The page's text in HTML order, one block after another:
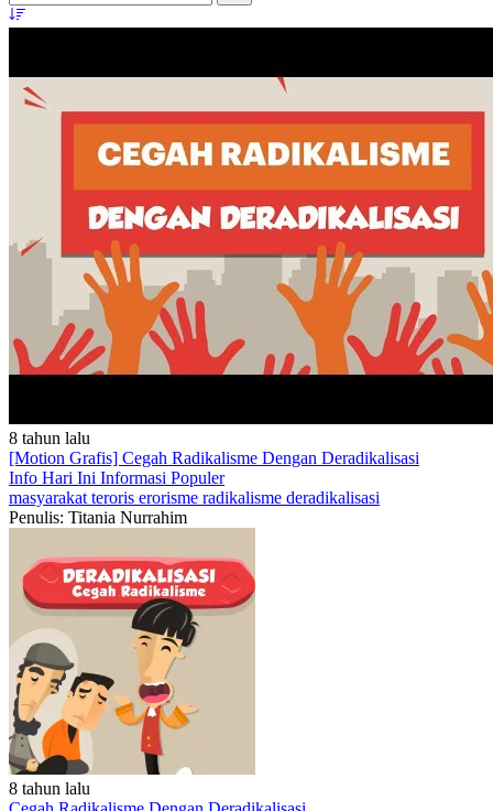
8 tahun lalu
[Motion Grafis] Cegah Radikalisme Dengan Deradikalisasi
Info Hari Ini Informasi Populer
masyarakat teroris erorisme radikalisme deradikalisasi
Penulis: Titania Nurrahim
8 tahun lalu